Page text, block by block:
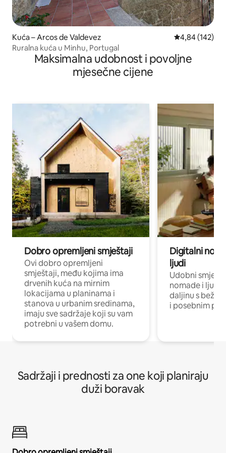
Kuća – Arcos de Valdevez Prosječna
4,84 (142)
Ruralna kuća u Minhu, Portugal
Maksimalna udobnost i povoljne
mjesečne cijene
Dobro opremljeni smještaji
Ovi dobro opremljeni
smještaji, među kojima ima
drvenih kuća na mirnim
lokacijama u planinama i
stanova u urbanim sredinama,
imaju sve sadržaje koji su vam
potrebni u vašem domu.
Digitalni
ljudi
Udobni
nomade i ljude
daljinu s
i posebnim
Sadržaji i prednosti za one koji planiraju
duži boravak